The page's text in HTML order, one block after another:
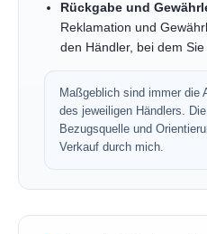
Rückgabe und
Reklamation und
den Händler, bei dem Sie
Maßgeblich sind immer die
des jeweiligen Händlers.
Bezugsquelle und
Verkauf durch mich.